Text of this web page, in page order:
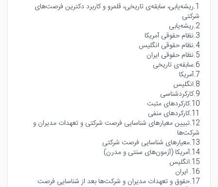
1.ریشه‌یابی، سابقه‌ی تاریخی، قلمرو و کاربرد دکترین فرصت‌های
شرکتی
2.ریشه‌یابی
3.نظام حقوقی آمریکا
4.نظام حقوقی انگلیس
5.نظام حقوقی ایران
6.سابقه‌ی تاریخی
7.آمریکا
8.انگلیس
9.کارکردشناسی
10.کارکردهای مثبت
11.کارکردهای منفی
12.تبیین معیارهای شناسایی فرصت شرکتی و تعهدات مدیران و
شرکت‌ها
13.معیارهای شناسایی فرصت شرکتی
14.آمریکا (آزمون‌های سنتی و مدرن)
15.انگلیس
16. ایران
17.حقوق و تعهدات مدیران و شرکت‌ها بعد از شناسایی فرصت